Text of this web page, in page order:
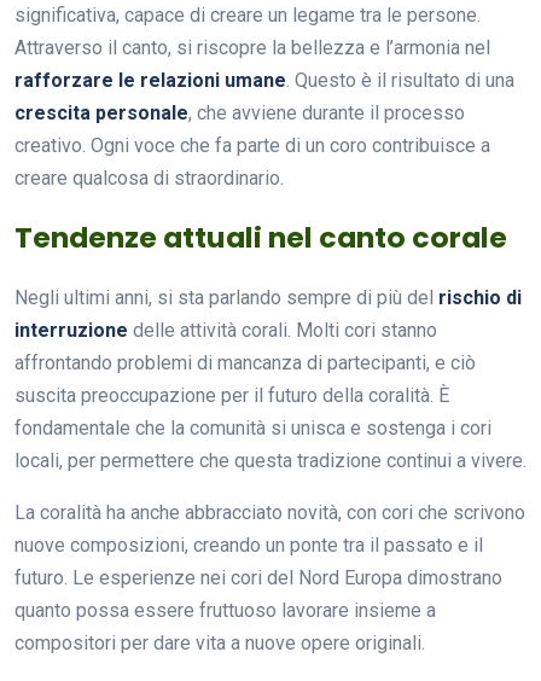
significativa, capace di creare un legame tra le persone.
Attraverso il canto, si riscopre la bellezza e l’armonia nel
rafforzare le relazioni umane. Questo è il risultato di una
crescita personale, che avviene durante il processo
creativo. Ogni voce che fa parte di un coro contribuisce a
creare qualcosa di straordinario.
Tendenze attuali nel canto corale
Negli ultimi anni, si sta parlando sempre di più del rischio di
interruzione delle attività corali. Molti cori stanno
affrontando problemi di mancanza di partecipanti, e ciò
suscita preoccupazione per il futuro della coralità. È
fondamentale che la comunità si unisca e sostenga i cori
locali, per permettere che questa tradizione continui a vivere.
La coralità ha anche abbracciato novità, con cori che scrivono
nuove composizioni, creando un ponte tra il passato e il
futuro. Le esperienze nei cori del Nord Europa dimostrano
quanto possa essere fruttuoso lavorare insieme a
compositori per dare vita a nuove opere originali.